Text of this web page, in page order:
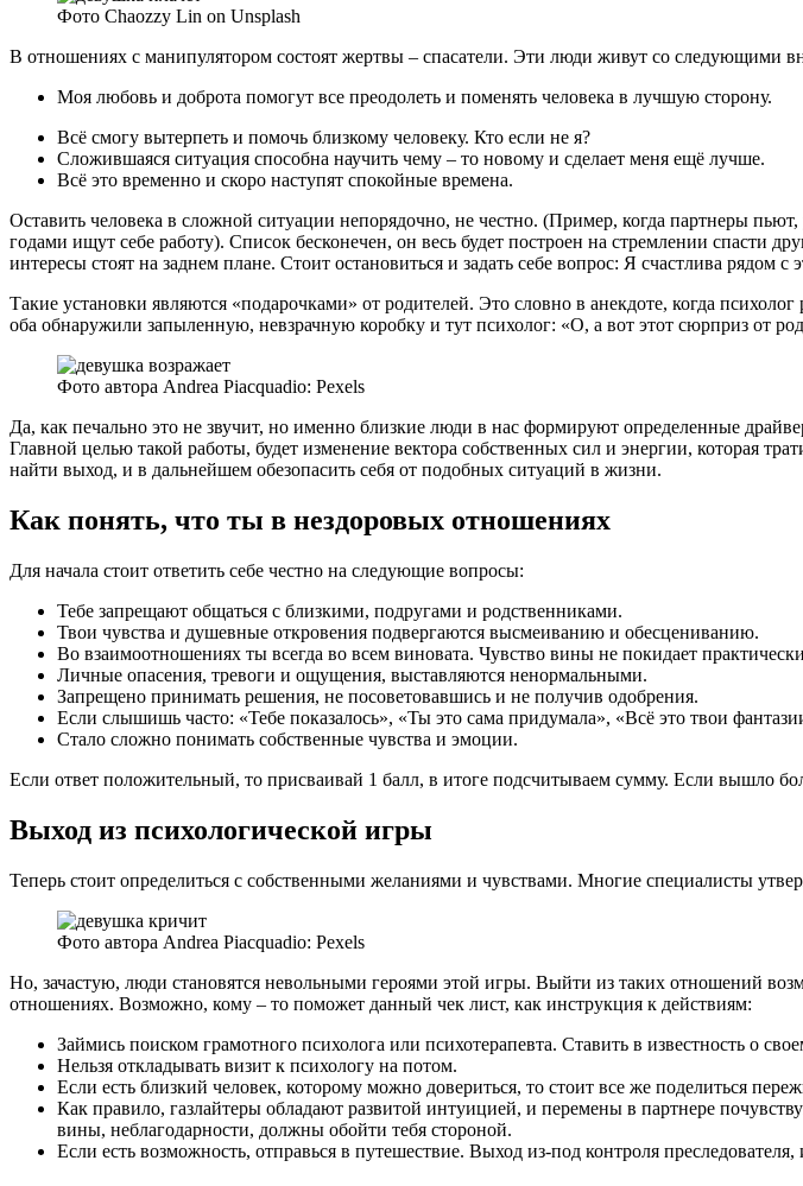
Фото Chaozzy Lin on Unsplash
В отношениях с манипулятором состоят жертвы – спасатели. Эти люди живут со следующими
Моя любовь и доброта помогут все преодолеть и поменять человека в лучшую сторону.
Всё смогу вытерпеть и помочь близкому человеку. Кто если не я?
Сложившаяся ситуация способна научить чему – то новому и сделает меня ещё лучше.
Всё это временно и скоро наступят спокойные времена.
Оставить человека в сложной ситуации непорядочно, не честно. (Пример, когда партнеры
годами ищут себе работу). Список бесконечен, он весь будет построен на стремлении
интересы стоят на заднем плане. Стоит остановиться и задать себе вопрос: Я счастлива рядом
Такие установки являются «подарочками» от родителей. Это словно в анекдоте, когда
оба обнаружили запыленную, невзрачную коробку и тут психолог: «О, а вот этот сюрприз от
Фото автора Andrea Piacquadio: Pexels
Да, как печально это не звучит, но именно близкие люди в нас формируют определенные
Главной целью такой работы, будет изменение вектора собственных сил и энергии, которая
найти выход, и в дальнейшем обезопасить себя от подобных ситуаций в жизни.
Как понять, что ты в нездоровых отношениях
Для начала стоит ответить себе честно на следующие вопросы:
Тебе запрещают общаться с близкими, подругами и родственниками.
Твои чувства и душевные откровения подвергаются высмеиванию и обесцениванию.
Во взаимоотношениях ты всегда во всем виновата. Чувство вины не покидает
Личные опасения, тревоги и ощущения, выставляются ненормальными.
Запрещено принимать решения, не посоветовавшись и не получив одобрения.
Если слышишь часто: «Тебе показалось», «Ты это сама придумала», «Всё это твои
Стало сложно понимать собственные чувства и эмоции.
Если ответ положительный, то присваивай 1 балл, в итоге подсчитываем сумму. Если вышло
Выход из психологической игры
Теперь стоит определиться с собственными желаниями и чувствами. Многие специалисты
Фото автора Andrea Piacquadio: Pexels
Но, зачастую, люди становятся невольными героями этой игры. Выйти из таких отношений
отношениях. Возможно, кому – то поможет данный чек лист, как инструкция к действиям:
Займись поиском грамотного психолога или психотерапевта. Ставить в известность о
Нельзя откладывать визит к психологу на потом.
Если есть близкий человек, которому можно довериться, то стоит все же поделиться
Как правило, газлайтеры обладают развитой интуицией, и перемены в партнере
вины, неблагодарности, должны обойти тебя стороной.
Если есть возможность, отправься в путешествие. Выход из-под контроля